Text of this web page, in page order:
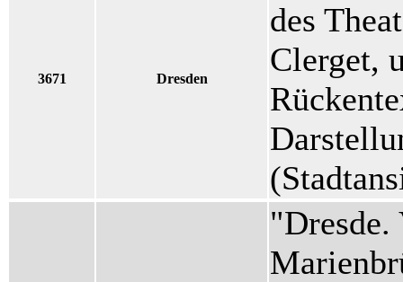
3671 Dresden
des
Clerget,
"Dresde.